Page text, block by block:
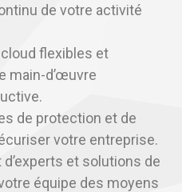
de votre activité
flexibles et
main-d’œuvre
de protection et de
votre entreprise.
et solutions de
équipe des moyens